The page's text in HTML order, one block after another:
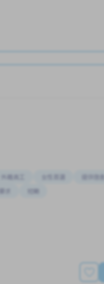
外籍員工 女性首選
提供宿舍
求
短期